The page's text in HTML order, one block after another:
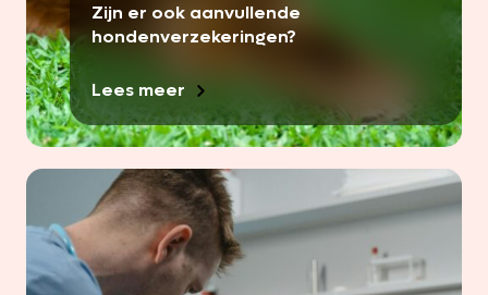
Zijn er ook aanvullende
hondenverzekeringen?
Lees meer